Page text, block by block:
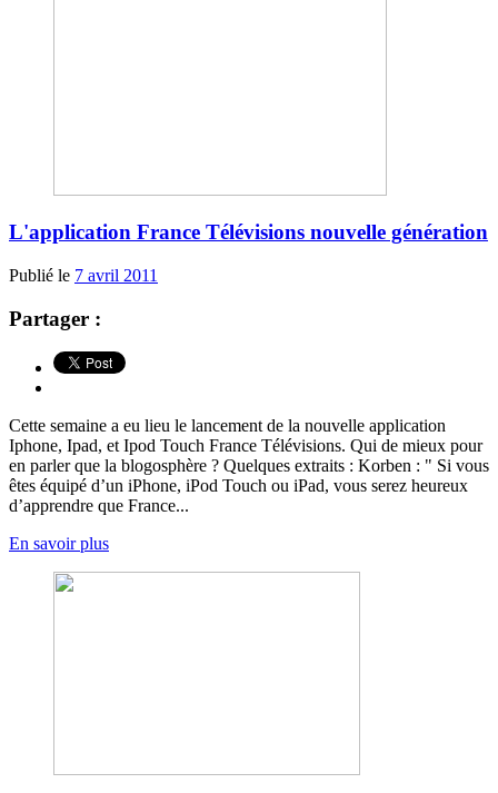
L'application France Télévisions nouvelle génération
Publié le 7 avril 2011
Partager :
Cette semaine a eu lieu le lancement de la nouvelle application
Iphone, Ipad, et Ipod Touch France Télévisions. Qui de mieux pour
en parler que la blogosphère ? Quelques extraits : Korben : " Si vous
êtes équipé d’un iPhone, iPod Touch ou iPad, vous serez heureux
d’apprendre que France...
En savoir plus